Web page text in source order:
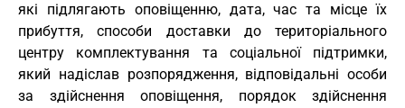
які підлягають оповіщенню, дата, час та місце їх
прибуття, способи доставки до територіального
центру комплектування та соціальної підтримки,
який надіслав розпорядження, відповідальні особи
за здійснення оповіщення, порядок здійснення